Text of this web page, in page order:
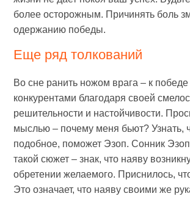
более осторожным. Причинять боль
одержанию победы.
Еще ряд толкований
Во сне ранить ножом врага – к победе
конкурентами благодаря своей
решительности и настойчивости.
мыслью – почему меня бьют? Узнать,
подобное, поможет Эзоп. Сонник
такой сюжет – знак, что наяву
обретении желаемого. Приснилось,
Это означает, что наяву своими же